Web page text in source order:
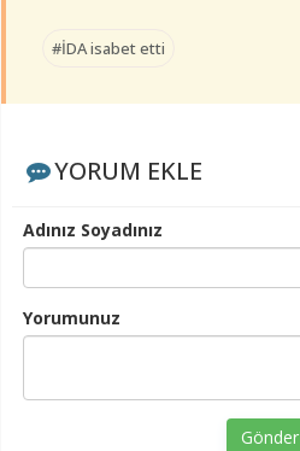
#İDA isabet etti
YORUM EKLE
Adınız Soyadınız
Yorumunuz
Gönder